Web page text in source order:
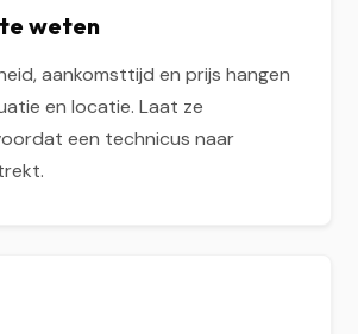
weten
aankomsttijd en prijs hangen
en locatie. Laat ze
een technicus naar